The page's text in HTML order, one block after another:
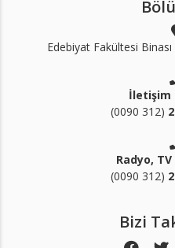
Edebiyat Fakültesi
İletişim
(0090 312)
Radyo,
(0090 312)
Bizi